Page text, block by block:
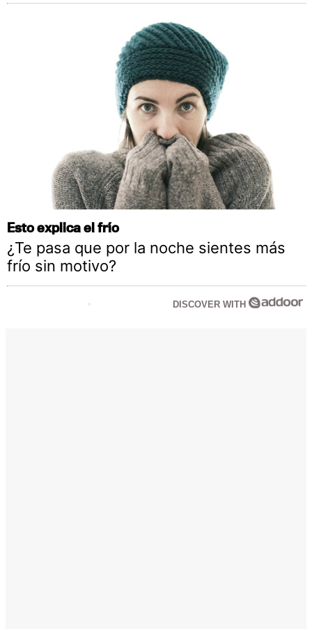
Esto explica el frío
¿Te pasa que por la noche sientes más
frío sin motivo?
DISCOVER WITH